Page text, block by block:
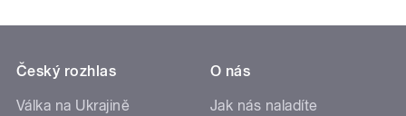
Český rozhlas
Válka na Ukrajině
O nás
Jak nás naladíte